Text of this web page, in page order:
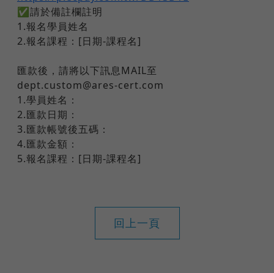
✅請於備註欄註明
1.報名學員姓名
2.報名課程：[日期-課程名]
匯款後，請將以下訊息MAIL至
dept.custom@ares-cert.com
1.學員姓名：
2.匯款日期：
3.匯款帳號後五碼：
4.匯款金額：
5.報名課程：[日期-課程名]
回上一頁